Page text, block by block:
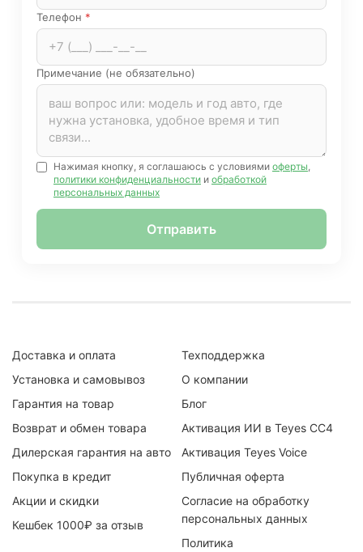
Телефон *
Примечание (не обязательно)
Нажимая кнопку, я соглашаюсь с условиями оферты
политики конфиденциальности и обработкой
персональных данных
Отправить
Доставка и оплата
Установка и самовывоз
Гарантия на товар
Возврат и обмен товара
Дилерская гарантия на авто
Покупка в кредит
Акции и скидки
Кешбек 1000₽ за отзыв
Техподдержка
О компании
Блог
Активация ИИ в Teyes CC4
Активация Teyes Voice
Публичная оферта
Согласие на обработку
персональных данных
Политика